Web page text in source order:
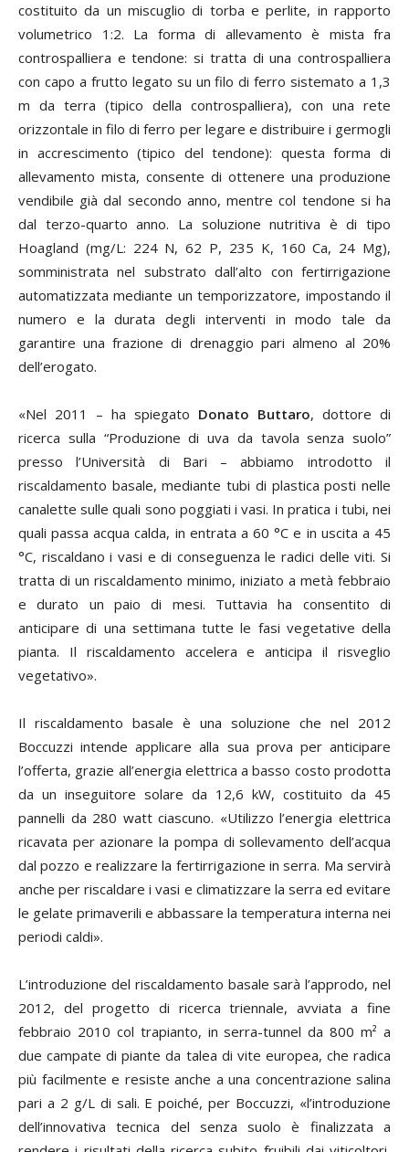
costituito da un miscuglio di torba e perlite, in rapporto
volumetrico 1:2. La forma di allevamento è mista fra
controspalliera e tendone: si tratta di una controspalliera
con capo a frutto legato su un filo di ferro sistemato a 1,3
m da terra (tipico della controspalliera), con una rete
orizzontale in filo di ferro per legare e distribuire i germogli
in accrescimento (tipico del tendone): questa forma di
allevamento mista, consente di ottenere una produzione
vendibile già dal secondo anno, mentre col tendone si ha
dal terzo-quarto anno. La soluzione nutritiva è di tipo
Hoagland (mg/L: 224 N, 62 P, 235 K, 160 Ca, 24 Mg),
somministrata nel substrato dall’alto con fertirrigazione
automatizzata mediante un temporizzatore, impostando il
numero e la durata degli interventi in modo tale da
garantire una frazione di drenaggio pari almeno al 20%
dell’erogato.
«Nel 2011 – ha spiegato Donato Buttaro, dottore di
ricerca sulla “Produzione di uva da tavola senza suolo”
presso l’Università di Bari – abbiamo introdotto il
riscaldamento basale, mediante tubi di plastica posti nelle
canalette sulle quali sono poggiati i vasi. In pratica i tubi, nei
quali passa acqua calda, in entrata a 60 °C e in uscita a 45
°C, riscaldano i vasi e di conseguenza le radici delle viti. Si
tratta di un riscaldamento minimo, iniziato a metà febbraio
e durato un paio di mesi. Tuttavia ha consentito di
anticipare di una settimana tutte le fasi vegetative della
pianta. Il riscaldamento accelera e anticipa il risveglio
vegetativo».
Il riscaldamento basale è una soluzione che nel 2012
Boccuzzi intende applicare alla sua prova per anticipare
l’offerta, grazie all’energia elettrica a basso costo prodotta
da un inseguitore solare da 12,6 kW, costituito da 45
pannelli da 280 watt ciascuno. «Utilizzo l’energia elettrica
ricavata per azionare la pompa di sollevamento dell’acqua
dal pozzo e realizzare la fertirrigazione in serra. Ma servirà
anche per riscaldare i vasi e climatizzare la serra ed evitare
le gelate primaverili e abbassare la temperatura interna nei
periodi caldi».
L’introduzione del riscaldamento basale sarà l’approdo, nel
2012, del progetto di ricerca triennale, avviata a fine
febbraio 2010 col trapianto, in serra-tunnel da 800 m² a
due campate di piante da talea di vite europea, che radica
più facilmente e resiste anche a una concentrazione salina
pari a 2 g/L di sali. E poiché, per Boccuzzi, «l’introduzione
dell’innovativa tecnica del senza suolo è finalizzata a